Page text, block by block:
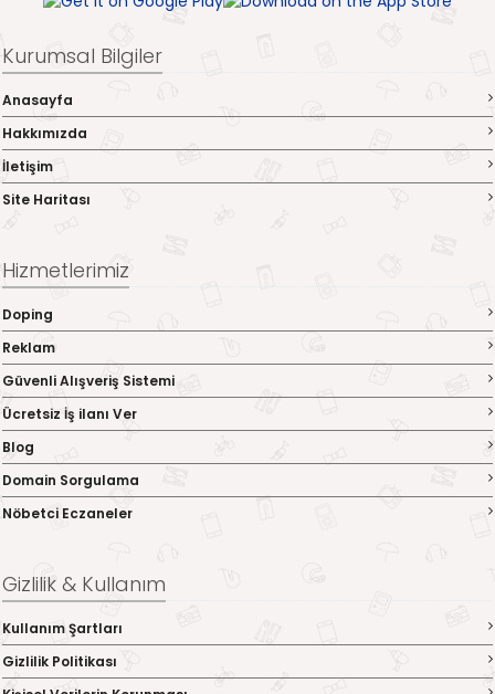
Kurumsal Bilgiler
Anasayfa
Hakkımızda
İletişim
Site Haritası
Hizmetlerimiz
Doping
Reklam
Güvenli Alışveriş Sistemi
Ücretsiz İş ilanı Ver
Blog
Domain Sorgulama
Nöbetci Eczaneler
Gizlilik & Kullanım
Kullanım Şartları
Gizlilik Politikası